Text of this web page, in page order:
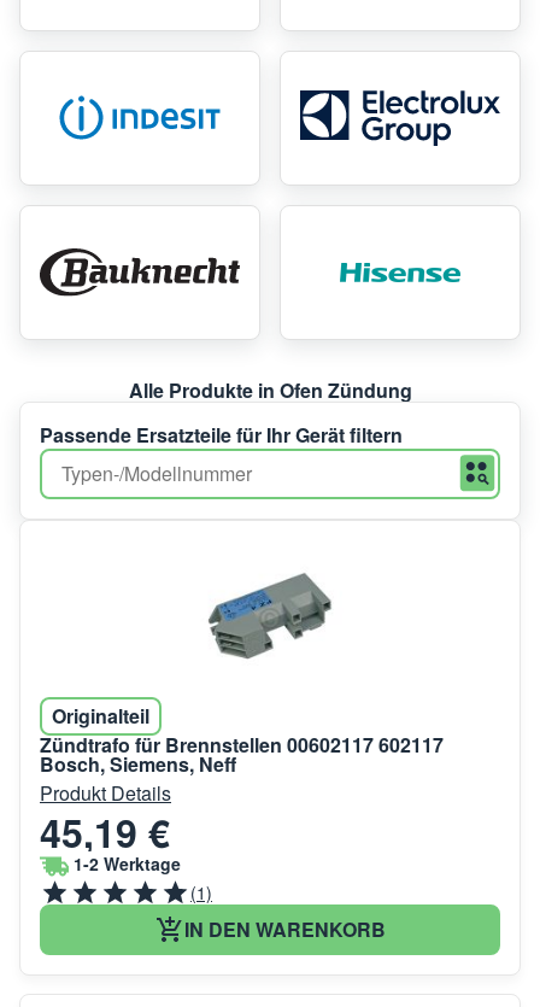
Alle Produkte in Ofen Zündung
Passende Ersatzteile für Ihr Gerät filtern
Originalteil
Zündtrafo für Brennstellen 00602117 602117
Bosch, Siemens, Neff
Produkt Details
45,19 €
1-2 Werktage
(1)
IN DEN WARENKORB